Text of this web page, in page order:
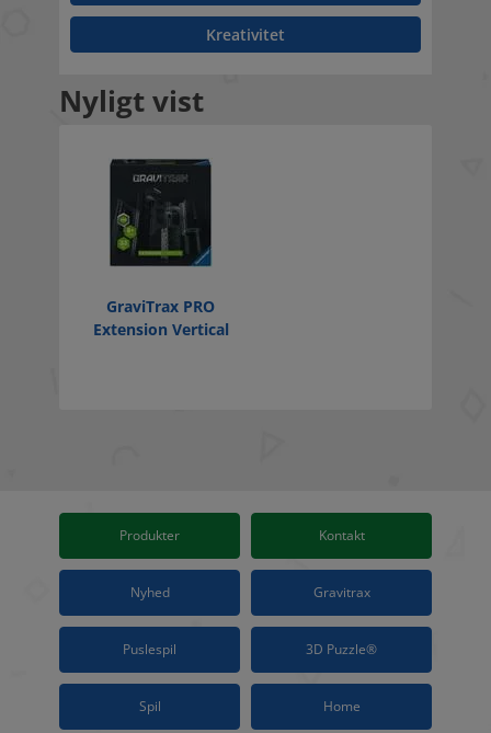
Kreativitet
Nyligt vist
GraviTrax PRO
Extension Vertical
Produkter Kontakt
Nyhed Gravitrax
Puslespil 3D Puzzle®
Spil Home